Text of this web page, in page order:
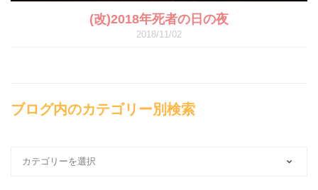
(改)2018年死者の日の夜
2018/11/02
ブログ内のカテゴリー別検索